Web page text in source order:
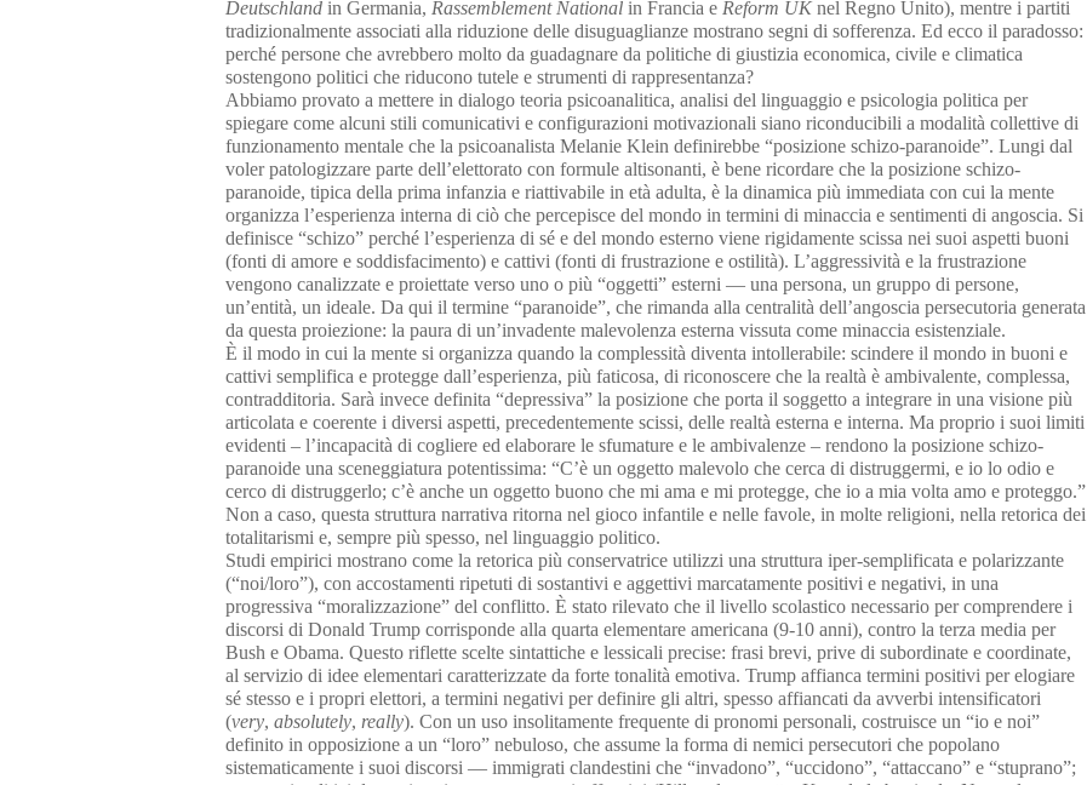
Deutschland in Germania, Rassemblement National in Francia e Reform UK nel Regno Unito), mentre i partiti
tradizionalmente associati alla riduzione delle disuguaglianze mostrano segni di sofferenza. Ed ecco il paradosso:
perché persone che avrebbero molto da guadagnare da politiche di giustizia economica, civile e climatica
sostengono politici che riducono tutele e strumenti di rappresentanza?
Abbiamo provato a mettere in dialogo teoria psicoanalitica, analisi del linguaggio e psicologia politica per
spiegare come alcuni stili comunicativi e configurazioni motivazionali siano riconducibili a modalità collettive di
funzionamento mentale che la psicoanalista Melanie Klein definirebbe “posizione schizo-paranoide”. Lungi dal
voler patologizzare parte dell’elettorato con formule altisonanti, è bene ricordare che la posizione schizo-
paranoide, tipica della prima infanzia e riattivabile in età adulta, è la dinamica più immediata con cui la mente
organizza l’esperienza interna di ciò che percepisce del mondo in termini di minaccia e sentimenti di angoscia. Si
definisce “schizo” perché l’esperienza di sé e del mondo esterno viene rigidamente scissa nei suoi aspetti buoni
(fonti di amore e soddisfacimento) e cattivi (fonti di frustrazione e ostilità). L’aggressività e la frustrazione
vengono canalizzate e proiettate verso uno o più “oggetti” esterni — una persona, un gruppo di persone,
un’entità, un ideale. Da qui il termine “paranoide”, che rimanda alla centralità dell’angoscia persecutoria generata
da questa proiezione: la paura di un’invadente malevolenza esterna vissuta come minaccia esistenziale.
È il modo in cui la mente si organizza quando la complessità diventa intollerabile: scindere il mondo in buoni e
cattivi semplifica e protegge dall’esperienza, più faticosa, di riconoscere che la realtà è ambivalente, complessa,
contradditoria. Sarà invece definita “depressiva” la posizione che porta il soggetto a integrare in una visione più
articolata e coerente i diversi aspetti, precedentemente scissi, delle realtà esterna e interna. Ma proprio i suoi limiti
evidenti – l’incapacità di cogliere ed elaborare le sfumature e le ambivalenze – rendono la posizione schizo-
paranoide una sceneggiatura potentissima: “C’è un oggetto malevolo che cerca di distruggermi, e io lo odio e
cerco di distruggerlo; c’è anche un oggetto buono che mi ama e mi protegge, che io a mia volta amo e proteggo.”
Non a caso, questa struttura narrativa ritorna nel gioco infantile e nelle favole, in molte religioni, nella retorica dei
totalitarismi e, sempre più spesso, nel linguaggio politico.
Studi empirici mostrano come la retorica più conservatrice utilizzi una struttura iper-semplificata e polarizzante
(“noi/loro”), con accostamenti ripetuti di sostantivi e aggettivi marcatamente positivi e negativi, in una
progressiva “moralizzazione” del conflitto. È stato rilevato che il livello scolastico necessario per comprendere i
discorsi di Donald Trump corrisponde alla quarta elementare americana (9-10 anni), contro la terza media per
Bush e Obama. Questo riflette scelte sintattiche e lessicali precise: frasi brevi, prive di subordinate e coordinate,
al servizio di idee elementari caratterizzate da forte tonalità emotiva. Trump affianca termini positivi per elogiare
sé stesso e i propri elettori, a termini negativi per definire gli altri, spesso affiancati da avverbi intensificatori
(very, absolutely, really). Con un uso insolitamente frequente di pronomi personali, costruisce un “io e noi”
definito in opposizione a un “loro” nebuloso, che assume la forma di nemici persecutori che popolano
sistematicamente i suoi discorsi — immigrati clandestini che “invadono”, “uccidono”, “attaccano” e “stuprano”;